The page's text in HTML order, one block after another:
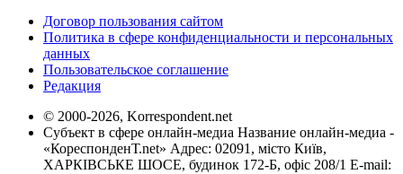
Договор пользования сайтом
Политика в сфере конфиденциальности и персональных
данных
Пользовательское соглашение
Редакция
© 2000-2026, Korrespondent.net
Субъект в сфере онлайн-медиа Название онлайн-медиа -
«КореспонденТ.net» Адрес: 02091, місто Київ,
ХАРКІВСЬКЕ ШОСЕ, будинок 172-Б, офіс 208/1 E-mail: